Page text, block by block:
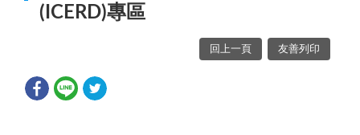
(ICERD)專區
回上一頁 友善列印